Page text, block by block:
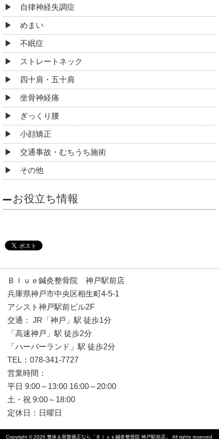
自律神経失調症
めまい
不眠症
ストレートネック
四十肩・五十肩
坐骨神経痛
ぎっくり腰
小顔矯正
交通事故・むちうち施術
その他
お役立ち情報
Ｂｌｕｅ鍼灸整骨院 神戸駅前店
兵庫県神戸市中央区相生町4-5-1
アシスト神戸駅前ビル2F
交通： JR「神戸」駅 徒歩1分
「高速神戸」駅 徒歩2分
「ハーバーランド」駅 徒歩2分
TEL：078-341-7727
営業時間：
平日 9:00～13:00 16:00～20:00
土・祝 9:00～18:00
定休日：日曜日
Copyright © 2026 整体＆骨盤矯正なら「Ｂｌｕｅ鍼灸整骨院 神戸駅前店」 All rights reserved.